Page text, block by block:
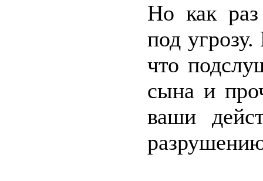
Но как
под
что
сына и
ваши